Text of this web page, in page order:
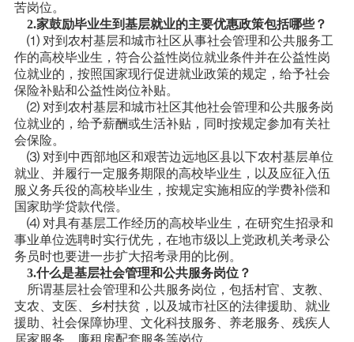
苦岗位。
2.家鼓励毕业生到基层就业的主要优惠政策包括哪些？
⑴ 对到农村基层和城市社区从事社会管理和公共服务工
作的高校毕业生，符合公益性岗位就业条件并在公益性岗
位就业的，按照国家现行促进就业政策的规定，给予社会
保险补贴和公益性岗位补贴。
⑵ 对到农村基层和城市社区其他社会管理和公共服务岗
位就业的，给予薪酬或生活补贴，同时按规定参加有关社
会保险。
⑶ 对到中西部地区和艰苦边远地区县以下农村基层单位
就业、并履行一定服务期限的高校毕业生，以及应征入伍
服义务兵役的高校毕业生，按规定实施相应的学费补偿和
国家助学贷款代偿。
⑷ 对具有基层工作经历的高校毕业生，在研究生招录和
事业单位选聘时实行优先，在地市级以上党政机关考录公
务员时也要进一步扩大招考录用的比例。
3.什么是基层社会管理和公共服务岗位？
所谓基层社会管理和公共服务岗位，包括村官、支教、
支农、支医、乡村扶贫，以及城市社区的法律援助、就业
援助、社会保障协理、文化科技服务、养老服务、残疾人
居家服务、廉租房配套服务等岗位。